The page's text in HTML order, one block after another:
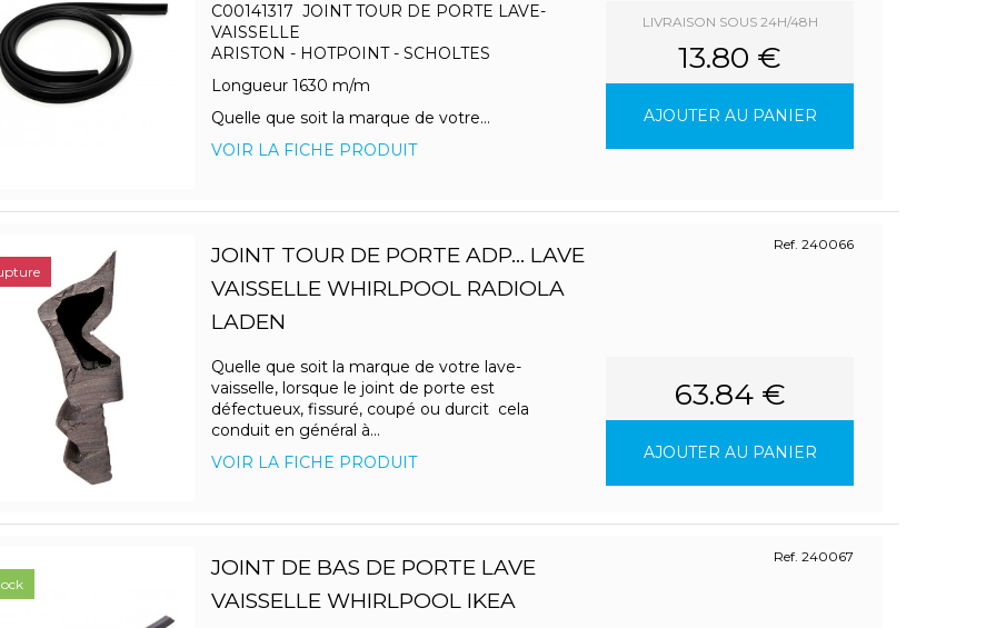
C00141317 JOINT TOUR DE PORTE LAVE-
VAISSELLE
ARISTON - HOTPOINT - SCHOLTES
Longueur 1630 m/m
Quelle que soit la marque de votre...
VOIR LA FICHE PRODUIT
LIVRAISON SOUS 24H/48H
13.80 €
AJOUTER AU PANIER
JOINT TOUR DE PORTE ADP... LAVE
VAISSELLE WHIRLPOOL RADIOLA
LADEN
Ref. 240066
Quelle que soit la marque de votre lave-
vaisselle, lorsque le joint de porte est
défectueux, fissuré, coupé ou durcit cela
conduit en général à...
VOIR LA FICHE PRODUIT
63.84 €
AJOUTER AU PANIER
JOINT DE BAS DE PORTE LAVE
VAISSELLE WHIRLPOOL IKEA
Ref. 240067